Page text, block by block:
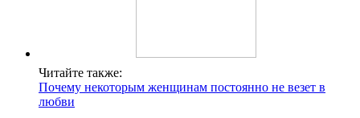
Читайте также:
Почему некоторым женщинам постоянно не везет в
любви